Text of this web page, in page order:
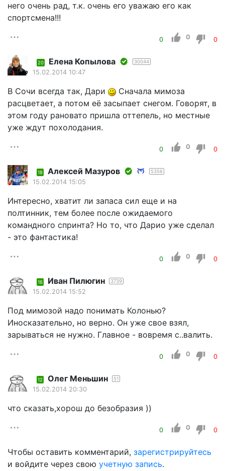
него очень рад, т.к. очень его уважаю его как
спортсмена!!!
0 0 0
20 Елена Копылова 30044
15.02.2014 10:47
В Сочи всегда так, Дари
Сначала мимоза
расцветает, а потом её засыпает снегом. Говорят, в
этом году рановато пришла оттепель, но местные
уже ждут похолодания.
0 0 0
18 Алексей Мазуров 5356
15.02.2014 15:05
Интересно, хватит ли запаса сил еще и на
полтинник, тем более после ожидаемого
командного спринта? Но то, что Дарио уже сделал
- это фантастика!
0 0 0
16 Иван Пилюгин 3739
15.02.2014 15:52
Под мимозой надо понимать Колонью?
Иносказательно, но верно. Он уже свое взял,
зарываться не нужно. Главное - вовремя с..валить.
0 0 0
12 Олег Меньшин 51
15.02.2014 20:30
что сказать,хорош до безобразия ))
0 0 0
Чтобы оставить комментарий, зарегистрируйтесь
и войдите через свою учетную запись.